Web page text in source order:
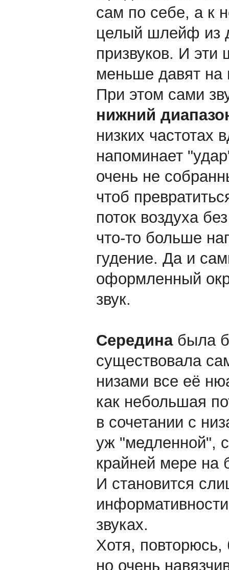
сам по себе, а к
целый шлейф из
призвуков. И эти
меньше давят на
При этом сами
нижний
низких частотах
напоминает
очень не
чтоб
поток воздуха
что-то больше
гудение. Да и
оформленный
звук.
Серединабыла
существовала
низами все её
как небольшая
в сочетании с
уж "медленной",
крайней мере на
И становится
звуках.
Хотя, повторюсь,
но очень